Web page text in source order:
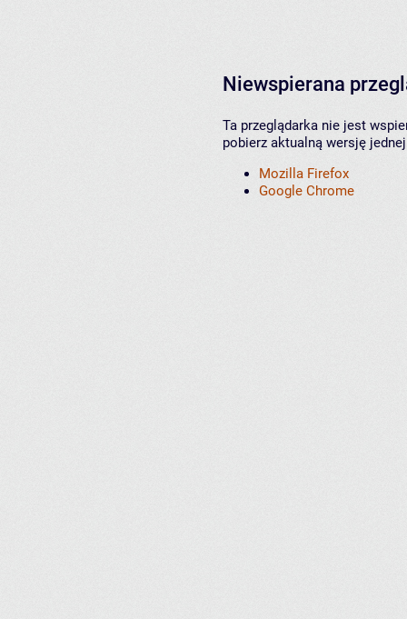
Niewspierana
Ta przeglądarka nie jest
pobierz aktualną wersję
Mozilla Firefox
Google Chrome